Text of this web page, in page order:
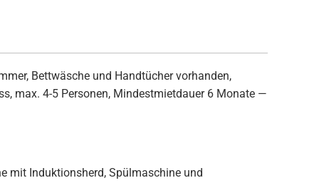
Bettwäsche und Handtücher vorhanden,
max. 4-5 Personen, Mindestmietdauer 6 Monate —
mit Induktionsherd, Spülmaschine und